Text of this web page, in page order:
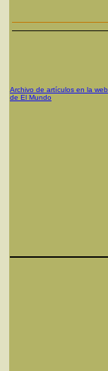
Archivo de artículos en la web
de El Mundo